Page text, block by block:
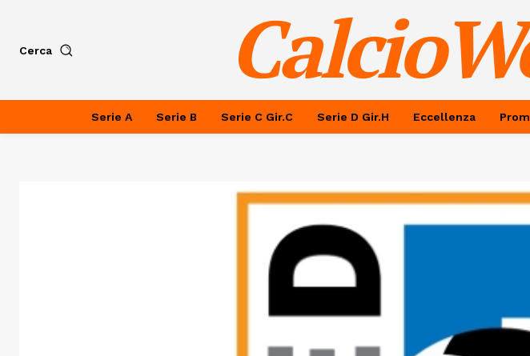
Cerca
Serie A Serie B Serie C Gir.C Serie D Gir.H Eccellenza